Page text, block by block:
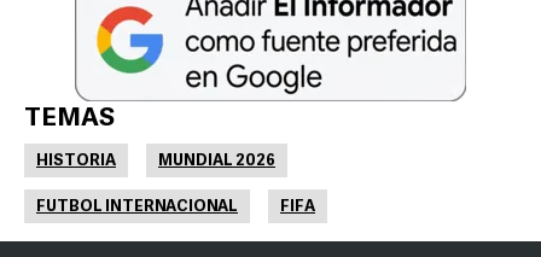
TEMAS
HISTORIA MUNDIAL 2026
FUTBOL INTERNACIONAL FIFA